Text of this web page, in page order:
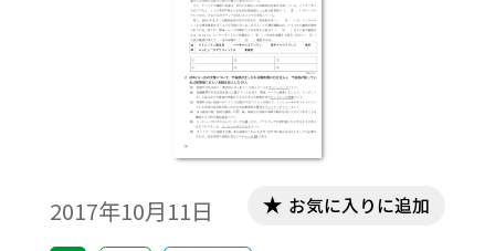
2017年10月11日 お気に入りに追加